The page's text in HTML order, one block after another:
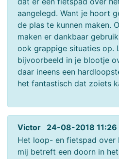
aangelegd. Want je hoort
de plas te kunnen maken.
maken er dankbaar
ook grappige situaties op.
bijvoorbeeld in je blootje
daar ineens een
het fantastisch dat zoiets
Victor 24-08-2018 11:26
Het loop- en fietspad over
mij betreft een doorn in